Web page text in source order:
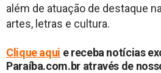
além de atuação de destaque
artes, letras e cultura.
Clique aqui e receba notícias
Paraíba.com.br através de